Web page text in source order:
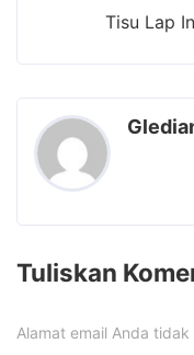
Tisu Lap
Tuliskan
Alamat email Anda